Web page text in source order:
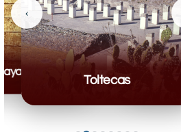
Mayas
Toltecas
‹